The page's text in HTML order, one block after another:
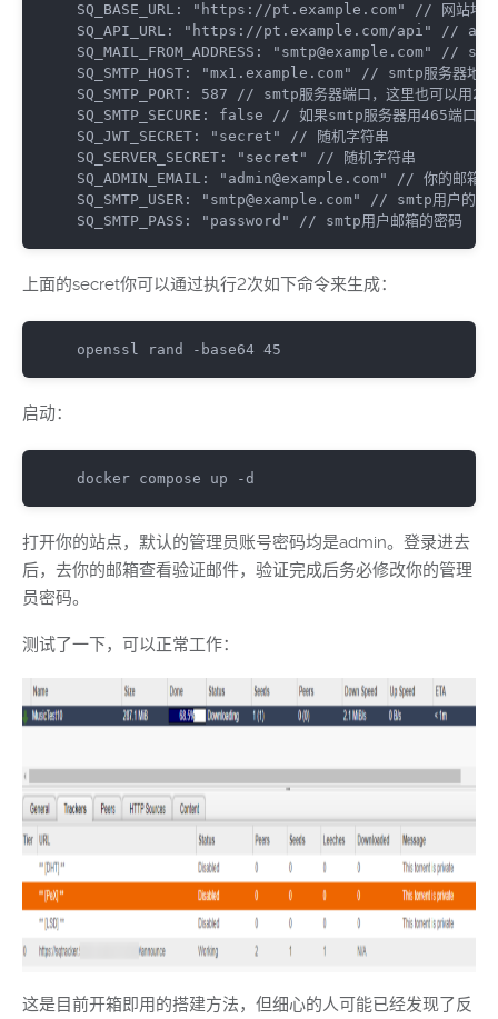
SQ_BASE_URL : "https://pt.example.com"
// 网站地
SQ_API_URL : "https://pt.example.com/api"
// api
SQ_MAIL_FROM_ADDRESS : "smtp@example.com"
// smtp
SQ_SMTP_HOST : "mx1.example.com"
// smtp服务器地址
SQ_SMTP_PORT : 587
// smtp服务器端口，这里也可以用25
SQ_SMTP_SECURE : false
// 如果smtp服务器用465端口请
SQ_JWT_SECRET : "secret"
// 随机字符串
SQ_SERVER_SECRET : "secret"
// 随机字符串
SQ_ADMIN_EMAIL : "admin@example.com"
// 你的邮箱地
SQ_SMTP_USER : "smtp@example.com"
// smtp用户的邮
SQ_SMTP_PASS : "password" // smtp用户邮箱的密码
上面的secret你可以通过执行2次如下命令来生成：
openssl rand - base64 45
启动：
docker compose up -d
打开你的站点，默认的管理员账号密码均是admin。登录进去
后，去你的邮箱查看验证邮件，验证完成后务必修改你的管理
员密码。
测试了一下，可以正常工作：
这是目前开箱即用的搭建方法，但细心的人可能已经发现了反